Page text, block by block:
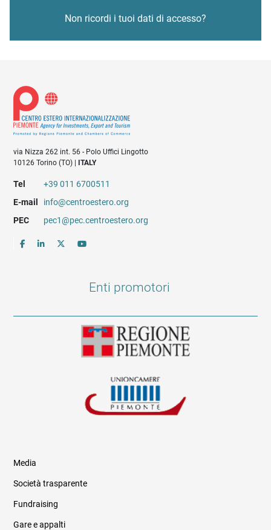
Non ricordi i tuoi dati di accesso?
via Nizza 262 int. 56 - Polo Uffici Lingotto
10126 Torino (TO) |ITALY
Tel
+39 011 6700511
E-mail
info@centroestero.org
PEC
pec1@pec.centroestero.org
Enti promotori
Informazioni legali e trasparenza
Media
Società trasparente
Fundraising
Gare e appalti